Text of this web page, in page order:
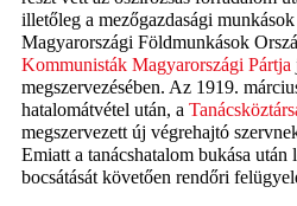
illetőleg a mezőgazdasági
Magyarországi Földmunkások
Kommunisták Magyarországi Pártja
megszervezésében. Az 1919.
hatalomátvétel után, a
megszervezett új végrehajtó
Emiatt a tanácshatalom bukása után
bocsátását követően rendőri